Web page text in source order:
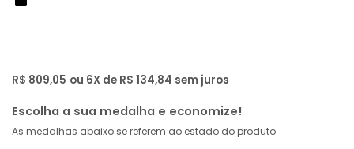
R$ 809,05 ou 6X de R$ 134,84 sem juros
Escolha a sua medalha e economize!
As medalhas abaixo se referem ao estado do produto